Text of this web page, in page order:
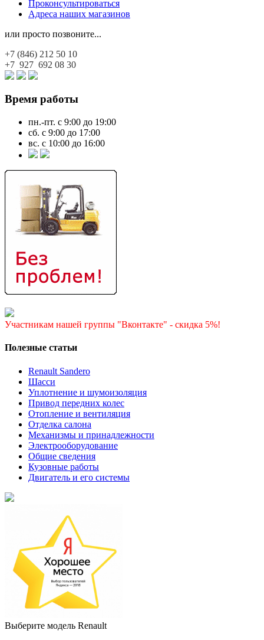
Проконсультироваться
Адреса наших магазинов
или просто позвоните...
+7 (846) 212 50 10
+7 927 692 08 30
Время работы
пн.-пт. с 9:00 до 19:00
сб. с 9:00 до 17:00
вс. с 10:00 до 16:00
Участникам нашей группы "Вконтакте" - скидка 5%!
Полезные статьи
Renault Sandero
Шасси
Уплотнение и шумоизоляция
Привод передних колес
Отопление и вентиляция
Отделка салона
Механизмы и принадлежности
Электрооборудование
Общие сведения
Кузовные работы
Двигатель и его системы
Выберите модель Renault